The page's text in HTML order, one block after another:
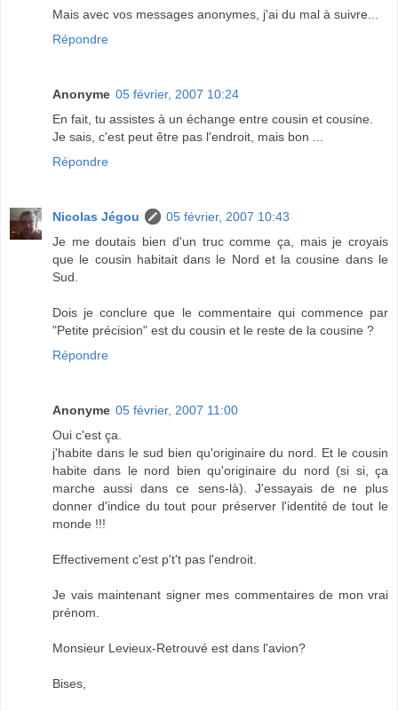
Mais avec vos messages anonymes, j'ai du mal à suivre...
Répondre
Anonyme 05 février, 2007 10:24
En fait, tu assistes à un échange entre cousin et cousine.
Je sais, c'est peut être pas l'endroit, mais bon ...
Répondre
Nicolas Jégou
05 février, 2007 10:43
Je me doutais bien d'un truc comme ça, mais je croyais
que le cousin habitait dans le Nord et la cousine dans le
Sud.
Dois je conclure que le commentaire qui commence par
"Petite précision" est du cousin et le reste de la cousine ?
Répondre
Anonyme 05 février, 2007 11:00
Oui c'est ça.
j'habite dans le sud bien qu'originaire du nord. Et le cousin
habite dans le nord bien qu'originaire du nord (si si, ça
marche aussi dans ce sens-là). J'essayais de ne plus
donner d'indice du tout pour préserver l'identité de tout le
monde !!!
Effectivement c'est p't't pas l'endroit.
Je vais maintenant signer mes commentaires de mon vrai
prénom.
Monsieur Levieux-Retrouvé est dans l'avion?
Bises,